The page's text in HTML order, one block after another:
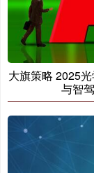
大旗策略 2025
与智